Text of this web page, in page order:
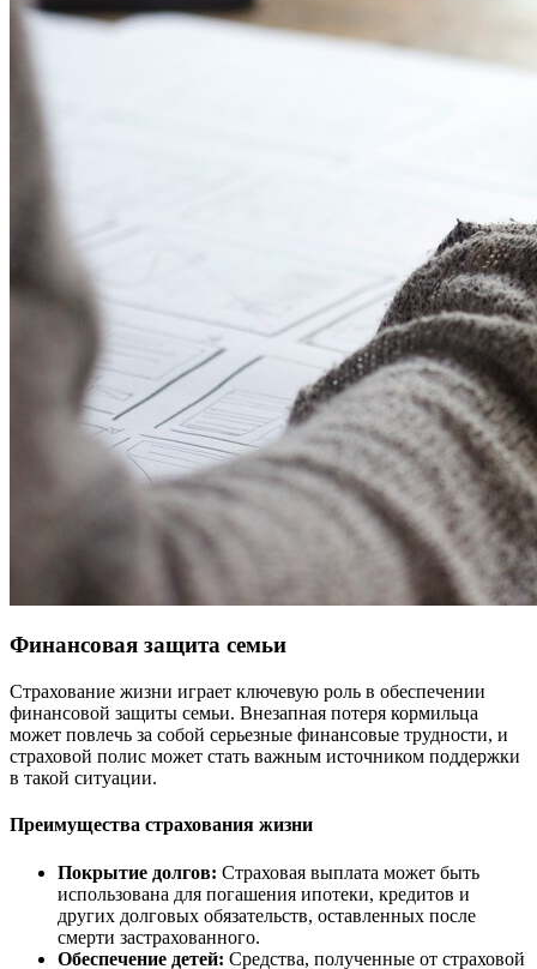
Финансовая защита семьи
Страхование жизни играет ключевую роль в обеспечении
финансовой защиты семьи. Внезапная потеря кормильца
может повлечь за собой серьезные финансовые трудности, и
страховой полис может стать важным источником поддержки
в такой ситуации.
Преимущества страхования жизни
Покрытие долгов: Страховая выплата может быть
использована для погашения ипотеки, кредитов и
других долговых обязательств, оставленных после
смерти застрахованного.
Обеспечение детей: Средства, полученные от страховой